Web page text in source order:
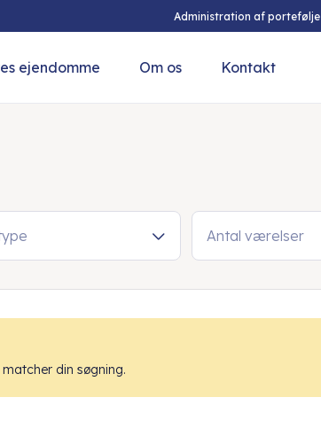
Administration af portefølje
ejendomme Om os Kontakt
Antal værelser
din søgning.